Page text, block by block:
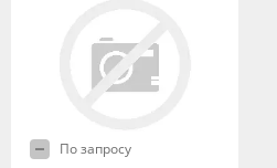
По запросу